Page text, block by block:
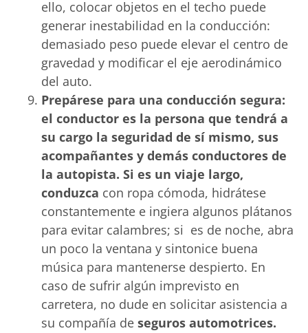
ello, colocar objetos en el techo puede
generar inestabilidad en la conducción:
demasiado peso puede elevar el centro de
gravedad y modificar el eje aerodinámico
del auto.
Prepárese para una conducción segura:
el conductor es la persona que tendrá a
su cargo la seguridad de sí mismo, sus
acompañantes y demás conductores de
la autopista. Si es un viaje largo,
conduzca con ropa cómoda, hidrátese
constantemente e ingiera algunos plátanos
para evitar calambres; si es de noche, abra
un poco la ventana y sintonice buena
música para mantenerse despierto. En
caso de sufrir algún imprevisto en
carretera, no dude en solicitar asistencia a
su compañía de seguros automotrices.